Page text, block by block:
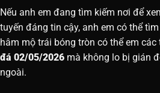
Nếu anh em đang tìm kiếm nơi để
tuyến đáng tin cậy, anh em có thể
hâm mộ trái bóng tròn có thể em các
đá 02/05/2026 mà không lo bị gián
ngoài.